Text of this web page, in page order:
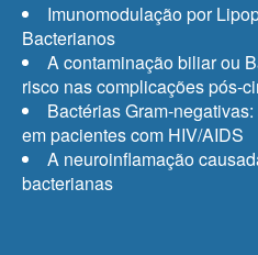
Imunomodulação por
Bacterianos
A contaminação biliar ou
risco nas complicações pós-
Bactérias Gram-
em pacientes com HIV/AIDS
A neuroinflamação
bacterianas